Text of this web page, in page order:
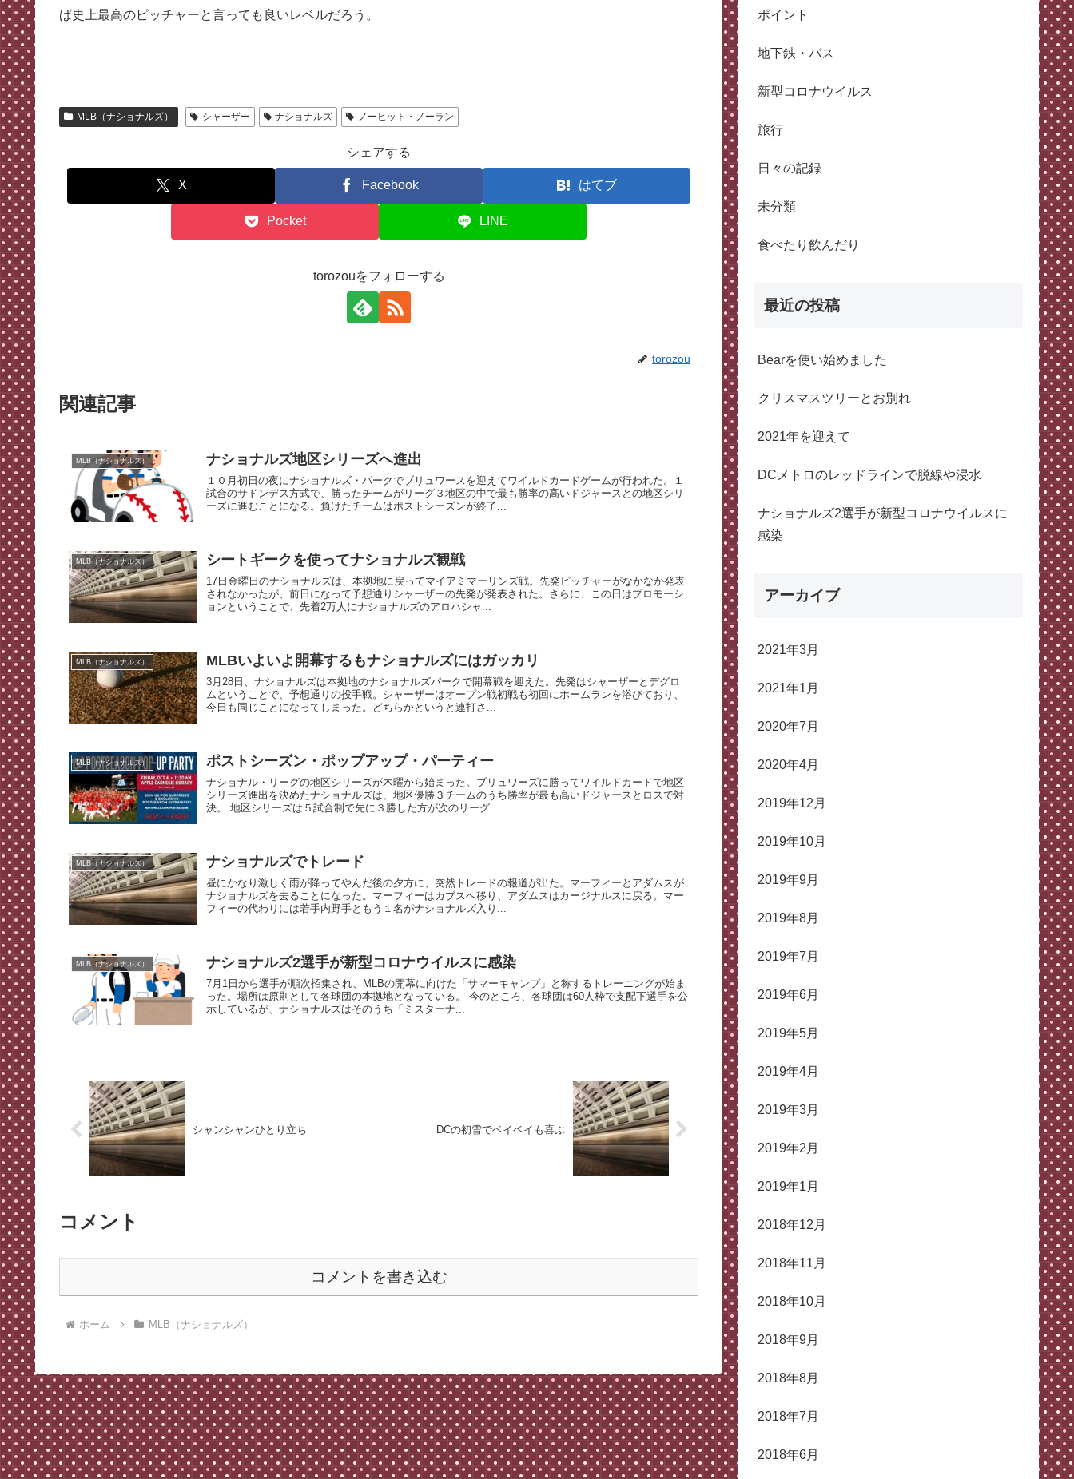
ば史上最高のピッチャーと言っても良いレベルだろう。
MLB（ナショナルズ） シャーザー ナショナルズ ノーヒット・ノーラン
シェアする
X Facebook はてブ
Pocket LINE
torozouをフォローする
torozou
関連記事
MLB（ナショナルズ） ナショナルズ地区シリーズへ進出
１０月初日の夜にナショナルズ・パークでブリュワースを迎えてワイルドカードゲームが行われた。１
試合のサドンデス方式で、勝ったチームがリーグ３地区の中で最も勝率の高いドジャースとの地区シリ
ーズに進むことになる。負けたチームはポストシーズンが終了...
MLB（ナショナルズ） シートギークを使ってナショナルズ観戦
17日金曜日のナショナルズは、本拠地に戻ってマイアミマーリンズ戦。先発ピッチャーがなかなか発表
されなかったが、前日になって予想通りシャーザーの先発が発表された。さらに、この日はプロモーシ
ョンということで、先着2万人にナショナルズのアロハシャ...
MLB（ナショナルズ） MLBいよいよ開幕するもナショナルズにはガッカリ
3月28日、ナショナルズは本拠地のナショナルズパークで開幕戦を迎えた。先発はシャーザーとデグロ
ムということで、予想通りの投手戦。シャーザーはオープン戦初戦も初回にホームランを浴びており、
今日も同じことになってしまった。どちらかというと連打さ...
MLB（ナショナルズ） ポストシーズン・ポップアップ・パーティー
ナショナル・リーグの地区シリーズが木曜から始まった。ブリュワーズに勝ってワイルドカードで地区
シリーズ進出を決めたナショナルズは、地区優勝３チームのうち勝率が最も高いドジャースとロスで対
決。 地区シリーズは５試合制で先に３勝した方が次のリーグ...
MLB（ナショナルズ） ナショナルズでトレード
昼にかなり激しく雨が降ってやんだ後の夕方に、突然トレードの報道が出た。マーフィーとアダムスが
ナショナルズを去ることになった。マーフィーはカブスへ移り、アダムスはカージナルスに戻る。マー
フィーの代わりには若手内野手ともう１名がナショナルズ入り...
MLB（ナショナルズ） ナショナルズ2選手が新型コロナウイルスに感染
7月1日から選手が順次招集され、MLBの開幕に向けた「サマーキャンプ」と称するトレーニングが始ま
った。場所は原則として各球団の本拠地となっている。 今のところ、各球団は60人枠で支配下選手を公
示しているが、ナショナルズはそのうち「ミスターナ...
シャンシャンひとり立ち DCの初雪でベイベイも喜ぶ
コメント
コメントを書き込む
ホーム MLB（ナショナルズ）
ポイント
地下鉄・バス
新型コロナウイルス
旅行
日々の記録
未分類
食べたり飲んだり
最近の投稿
Bearを使い始めました
クリスマスツリーとお別れ
2021年を迎えて
DCメトロのレッドラインで脱線や浸水
ナショナルズ2選手が新型コロナウイルスに
感染
アーカイブ
2021年3月
2021年1月
2020年7月
2020年4月
2019年12月
2019年10月
2019年9月
2019年8月
2019年7月
2019年6月
2019年5月
2019年4月
2019年3月
2019年2月
2019年1月
2018年12月
2018年11月
2018年10月
2018年9月
2018年8月
2018年7月
2018年6月